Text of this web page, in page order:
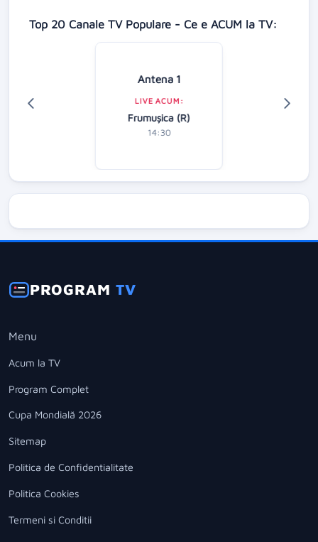
Top 20 Canale TV Populare - Ce e ACUM la TV:
Antena 1
LIVE ACUM:
Frumușica (R)
14:30
PROGRAMTV
Menu
Acum la TV
Program Complet
Cupa Mondială 2026
Sitemap
Politica de Confidentialitate
Politica Cookies
Termeni si Conditii